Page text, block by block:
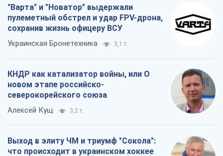
"Варта" и "Новатор" выдержали
пулеметный обстрел и удар FPV-дрона,
сохранив жизнь офицеру ВСУ
Украинская Бронетехника 3,1 т.
КНДР как катализатор войны, или О
новом этапе российско-
северокорейского союза
Алексей Кущ 3,2 т.
Выход в элиту ЧМ и триумф "Сокола":
что происходит в украинском хоккее